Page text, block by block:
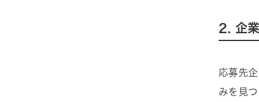
2. 企
応募先
みを見